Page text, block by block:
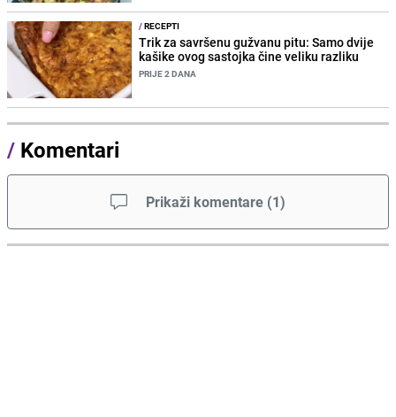
/RECEPTI
Trik za savršenu gužvanu pitu: Samo dvije
kašike ovog sastojka čine veliku razliku
PRIJE 2 DANA
/ Komentari
Prikaži komentare (1)